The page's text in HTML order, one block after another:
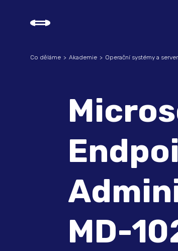
MD-
Co děláme Akademie Operační systémy a